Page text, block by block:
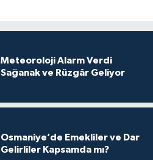
Meteoroloji Alarm Verdi
Sağanak ve Rüzgâr Geliyor
Osmaniye’de Emekliler ve Dar
Gelirliler Kapsamda mı?